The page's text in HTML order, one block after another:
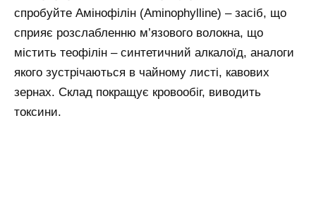
спробуйте Амінофілін (Aminophylline) – засіб, що
сприяє розслабленню м’язового волокна, що
містить теофілін – синтетичний алкалоїд, аналоги
якого зустрічаються в чайному листі, кавових
зернах. Склад покращує кровообіг, виводить
токсини.